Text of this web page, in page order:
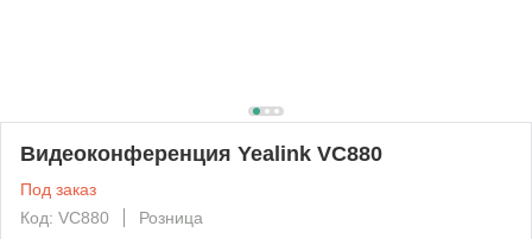
Видеоконференция Yealink VC880
Под заказ
Код: VC880
Розница